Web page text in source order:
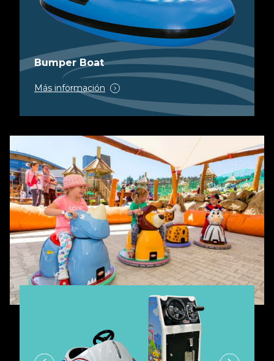
Bumper Boat
Más información